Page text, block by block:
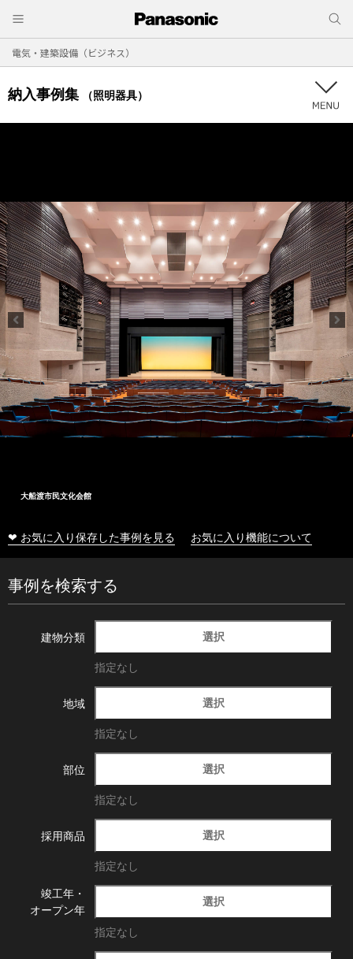
電気・建築設備（ビジネス）
納入事例集 （照明器具）
大船渡市民文化会館
❤ お気に入り保存した事例を見る お気に入り機能について
事例を検索する
建物分類 選択
指定なし
地域 選択
指定なし
部位 選択
指定なし
採用商品 選択
指定なし
竣工年・
オープン年
選択
指定なし